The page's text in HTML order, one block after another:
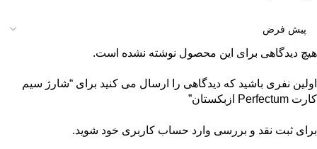
هیچ دیدگاهی برای این محصول نوشته نشده است.
اولین نفری باشید که دیدگاهی را ارسال می کنید برای “شارژ سیم
کارت Perfectum ازبکستان”
برای ثبت نقد و بررسی وارد حساب کاربری خود شوید.